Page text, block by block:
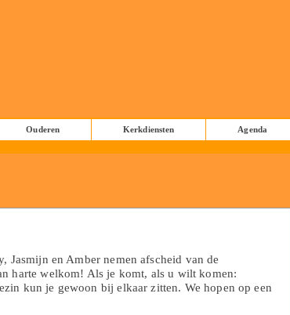
Ouderen Kerkdiensten Agenda
en Amber nemen afscheid van de
harte welkom! Als je komt, als u wilt komen:
kun je gewoon bij elkaar zitten. We hopen op een